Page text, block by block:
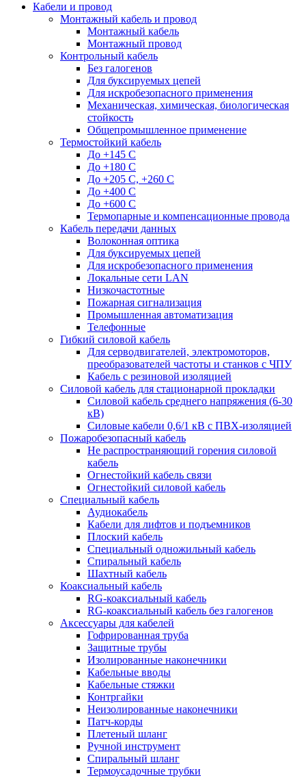
Кабели и провод
Монтажный кабель и провод
Монтажный кабель
Монтажный провод
Контрольный кабель
Без галогенов
Для буксируемых цепей
Для искробезопасного применения
Механическая, химическая, биологическая
стойкость
Общепромышленное применение
Термостойкий кабель
До +145 С
До +180 C
До +205 С, +260 С
До +400 C
До +600 С
Термопарные и компенсационные провода
Кабель передачи данных
Волоконная оптика
Для буксируемых цепей
Для искробезопасного применения
Локальные сети LAN
Низкочастотные
Пожарная сигнализация
Промышленная автоматизация
Телефонные
Гибкий силовой кабель
Для серводвигателей, электромоторов,
преобразователей частоты и станков с ЧПУ
Кабель с резиновой изоляцией
Силовой кабель для стационарной прокладки
Силовой кабель среднего напряжения (6-30
кВ)
Силовые кабели 0,6/1 кВ с ПВХ-изоляцией
Пожаробезопасный кабель
Не распространяющий горения силовой
кабель
Огнестойкий кабель связи
Огнестойкий силовой кабель
Специальный кабель
Аудиокабель
Кабели для лифтов и подъемников
Плоский кабель
Специальный одножильный кабель
Спиральный кабель
Шахтный кабель
Коаксиальный кабель
RG-коаксиальный кабель
RG-коаксиальный кабель без галогенов
Аксессуары для кабелей
Гофрированная труба
Защитные трубы
Изолированные наконечники
Кабельные вводы
Кабельные стяжки
Контргайки
Неизолированные наконечники
Патч-корды
Плетеный шланг
Ручной инструмент
Спиральный шланг
Термоусадочные трубки